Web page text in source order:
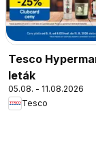
Tesco
leták
05.08. - 11.08.2026
Tesco